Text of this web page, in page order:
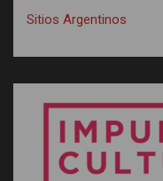
Sitios Argentinos